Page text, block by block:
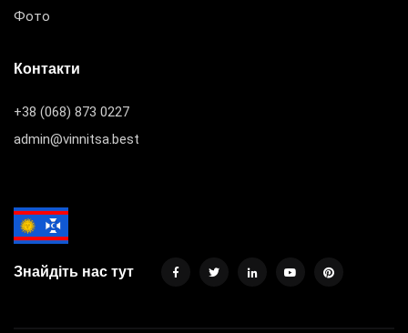
Фото
Контакти
+38 (068) 873 0227
admin@vinnitsa.best
Знайдіть нас тут